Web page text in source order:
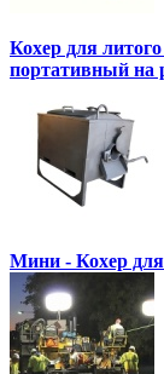
Кохер для
портативный на
Мини - Кохер для